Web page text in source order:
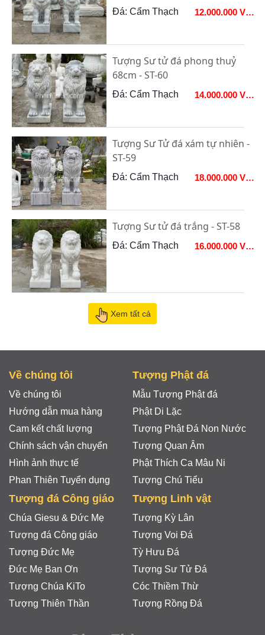
Đá: Cẩm Thạch 12.000.000 VNĐ
Tượng Sư tử đá phong thuỷ
68cm - ST-60
Đá: Cẩm Thạch 14.000.000 VNĐ
Tượng Sư Tử đá xám tự nhiên -
ST-59
Đá: Cẩm Thạch 18.000.000 VNĐ
Tượng Sư tử đá trắng - ST-58
Đá: Cẩm Thạch 16.000.000 VNĐ
Xem tất cả
Về chúng tôi
Về chúng tôi
Hướng dẫn mua hàng
Cam kết chất lượng
Chính sách vận chuyển
Hình ảnh thực tế
Phan Thiên Tuyển dụng
Tượng Phật đá
Mẫu Tượng Phật đá
Phật Di Lặc
Tượng Phật Đá Non Nước
Tượng Quan Âm
Phật Thích Ca Mâu Ni
Tượng Chú Tiểu
Tượng đá Công giáo
Chúa Giesu & Đức Mẹ
Tượng đá Công giáo
Tượng Đức Mẹ
Đức Mẹ Ban Ơn
Tượng Chúa KiTo
Tượng Thiên Thần
Tượng Linh vật
Tượng Kỳ Lân
Tượng Voi Đá
Tỳ Hưu Đá
Tượng Sư Tử Đá
Cóc Thiềm Thừ
Tượng Rồng Đá